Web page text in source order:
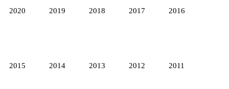
2020 2019 2018 2017 2016
2015 2014 2013 2012 2011